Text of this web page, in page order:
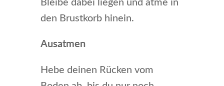
Bleibe dabei liegen und atme in
den Brustkorb hinein.
Ausatmen
Hebe deinen Rücken vom